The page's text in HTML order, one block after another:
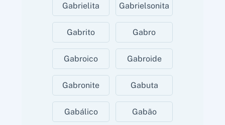
Gabrielita Gabrielsonita
Gabrito Gabro
Gabroico Gabroide
Gabronite Gabuta
Gabálico Gabão